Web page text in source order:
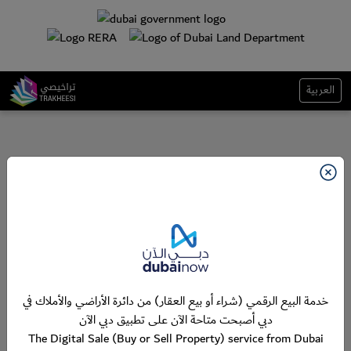
العربية
خدمة البيع الرقمي (شراء أو بيع العقار) من دائرة الأراضي والأملاك في
دبي أصبحت متاحة الآن على تطبيق دبي الآن
The Digital Sale (Buy or Sell Property) service from Dubai